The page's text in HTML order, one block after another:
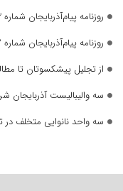
روزنامه پیام‌آذربایجان شماره 2823 منتشر شد
روزنامه پیام‌آذربایجان شماره 2822 منتشر شد
از تجلیل پیشکسوتان تا
سه والیبالیست آذربایجان‌
سه واحد نانوایی متخلف در